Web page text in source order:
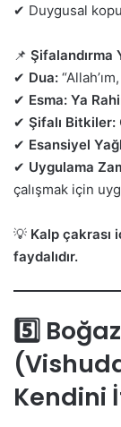
✔ Duygusal
📌 Şifalandırma
✔ Dua:
✔ Esma: Ya
✔ Şifalı Bitkiler:
✔ Esansiyel
✔ Uygulama
çalışmak için
💡 Kalp çakrası
faydalıdır.
5️⃣
Kendini